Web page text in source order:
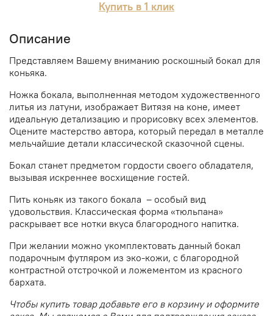
Купить в 1 клик
Описание
Представляем Вашему вниманию роскошный бокал для
коньяка.
Ножка бокала, выполненная методом художественного
литья из латуни, изображает Витязя на коне, имеет
идеальную детализацию и прорисовку всех элементов.
Оцените мастерство автора, который передал в металле
мельчайшие детали классической сказочной сцены.
Бокал станет предметом гордости своего обладателя,
вызывая искреннее восхищение гостей.
Пить коньяк из такого бокала – особый вид
удовольствия. Классическая форма «тюльпана»
раскрывает все нотки вкуса благородного напитка.
При желании можно укомплектовать данный бокал
подарочным футляром из эко-кожи, с благородной
контрастной отстрочкой и ложементом из красного
бархата.
Чтобы купить товар добавьте его в корзину и оформите